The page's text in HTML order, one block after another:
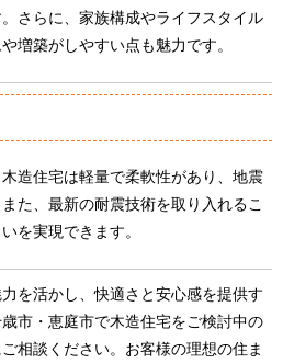
さらに、家族構成やライフスタイル
増築がしやすい点も魅力です。
造住宅は軽量で柔軟性があり、地震
た、最新の耐震技術を取り入れるこ
を実現できます。
を活かし、快適さと安心感を提供す
市・恵庭市で木造住宅をご検討中の
相談ください。お客様の理想の住ま